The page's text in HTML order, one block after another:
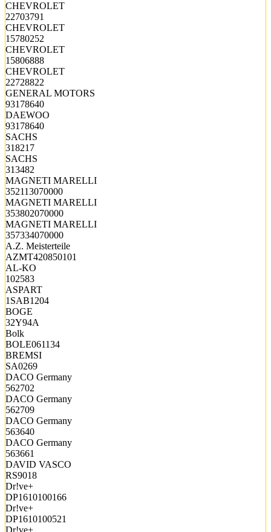
CHEVROLET
22703791
CHEVROLET
15780252
CHEVROLET
15806888
CHEVROLET
22728822
GENERAL MOTORS
93178640
DAEWOO
93178640
SACHS
318217
SACHS
313482
MAGNETI MARELLI
352113070000
MAGNETI MARELLI
353802070000
MAGNETI MARELLI
357334070000
A.Z. Meisterteile
AZMT420850101
AL-KO
102583
ASPART
1SAB1204
BOGE
32Y94A
Bolk
BOLE061134
BREMSI
SA0269
DACO Germany
562702
DACO Germany
562709
DACO Germany
563640
DACO Germany
563661
DAVID VASCO
RS9018
Dr!ve+
DP1610100166
Dr!ve+
DP1610100521
Dr!ve+